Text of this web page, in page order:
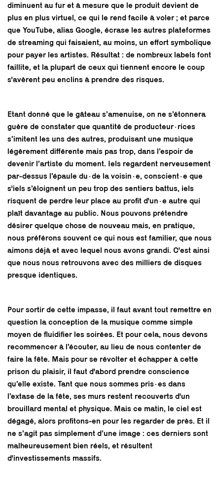
diminuent au fur et à mesure que le produit devient de
plus en plus virtuel, ce qui le rend facile à voler ; et parce
que YouTube, alias Google, écrase les autres plateformes
de streaming qui faisaient, au moins, un effort symbolique
pour payer les artistes. Résultat : de nombreux labels font
faillite, et la plupart de ceux qui tiennent encore le coup
s'avèrent peu enclins à prendre des risques.
Etant donné que le gâteau s’amenuise, on ne s’étonnera
guère de constater que quantité de producteur·rices
s’imitent les uns des autres, produisant une musique
légèrement différente mais pas trop, dans l’espoir de
devenir l’artiste du moment. Iels regardent nerveusement
par-dessus l’épaule du·de la voisin·e, conscient·e que
s'iels s’éloignent un peu trop des sentiers battus, iels
risquent de perdre leur place au profit d'un·e autre qui
plaît davantage au public. Nous pouvons prétendre
désirer quelque chose de nouveau mais, en pratique,
nous préférons souvent ce qui nous est familier, que nous
aimons déjà et avec lequel nous avons grandi. C'est ainsi
que nous nous retrouvons avec des milliers de disques
presque identiques.
Pour sortir de cette impasse, il faut avant tout remettre en
question la conception de la musique comme simple
moyen de fluidifier les soirées. Et pour cela, nous devons
recommencer à l’écouter, au lieu de nous contenter de
faire la fête. Mais pour se révolter et échapper à cette
prison du plaisir, il faut d'abord prendre conscience
qu’elle existe. Tant que nous sommes pris·es dans
l’extase de la fête, ses murs restent recouverts d'un
brouillard mental et physique. Mais ce matin, le ciel est
dégagé, alors profitons-en pour les regarder de près. Et il
ne s’agit pas simplement d’une image : ces derniers sont
malheureusement bien réels, et résultent
d'investissements massifs.